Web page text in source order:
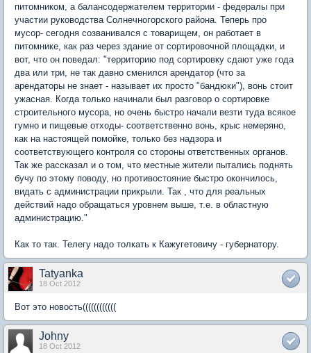
питомником, а балансодержателем территории - федералы при
участии руководства Солнечногорского района. Теперь про
мусор- сегодня созванивался с товарищем, он работает в
питомнике, как раз через здание от сортировочной площадки, и
вот, что он поведал: "территорию под сортировку сдают уже года
два или три, не так давно сменился арендатор (что за
арендаторы не знает - называет их просто "бандюки"), вонь стоит
ужасная. Когда только начинали был разговор о сортировке
строительного мусора, но очень быстро начали везти туда всякое
гумно и пищевые отходы- соответственно вонь, крыс немеряно,
как на настоящей помойке, только без надзора и
соответствующего контроля со стороны ответственных органов.
Так же рассказал и о том, что местные жители пытались поднять
бучу по этому поводу, но противостояние быстро окончилось,
видать с администрации прикрыли. Так , что для реальных
действий надо обращаться уровнем выше, т.е. в областную
администрацию."
Как то так. Телегу надо толкать к Кажугетовичу - губернатору.
Tatyanka
18 Oct 2012
Вот это новость((((((((((((
Johny
18 Oct 2012